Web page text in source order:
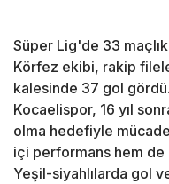
Süper Lig'de 33
Körfez ekibi, rakip
kalesinde 37 gol gördü.
Kocaelispor, 16 yıl
olma hedefiyle
içi performans hem de
Yeşil-siyahlılarda gol